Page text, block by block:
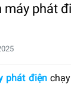
máy phát
phát điệnchạy